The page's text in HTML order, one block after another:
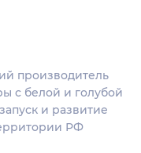
производитель
с белой и голубой
и развитие
РФ